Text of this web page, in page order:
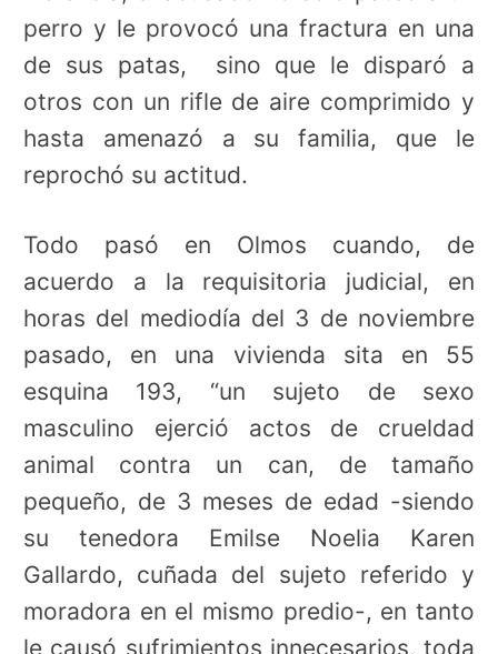
perro y le provocó una fractura en una
de sus patas, sino que le disparó a
otros con un rifle de aire comprimido y
hasta amenazó a su familia, que le
reprochó su actitud.
Todo pasó en Olmos cuando, de
acuerdo a la requisitoria judicial, en
horas del mediodía del 3 de noviembre
pasado, en una vivienda sita en 55
esquina 193, “un sujeto de sexo
masculino ejerció actos de crueldad
animal contra un can, de tamaño
pequeño, de 3 meses de edad -siendo
su tenedora Emilse Noelia Karen
Gallardo, cuñada del sujeto referido y
moradora en el mismo predio-, en tanto
le causó sufrimientos innecesarios, toda